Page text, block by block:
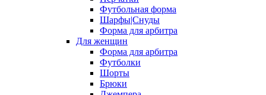
Футбольная форма
Шарфы|Снуды
Форма для арбитра
Для женщин
Форма для арбитра
Футболки
Шорты
Брюки